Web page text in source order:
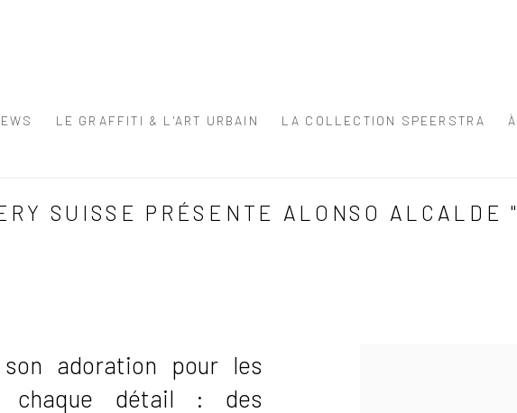
LE GRAFFITI & L'ART URBAIN LA COLLECTION SPEERSTRA
SUISSE PRÉSENTE ALONSO
adoration pour les
chaque détail : des